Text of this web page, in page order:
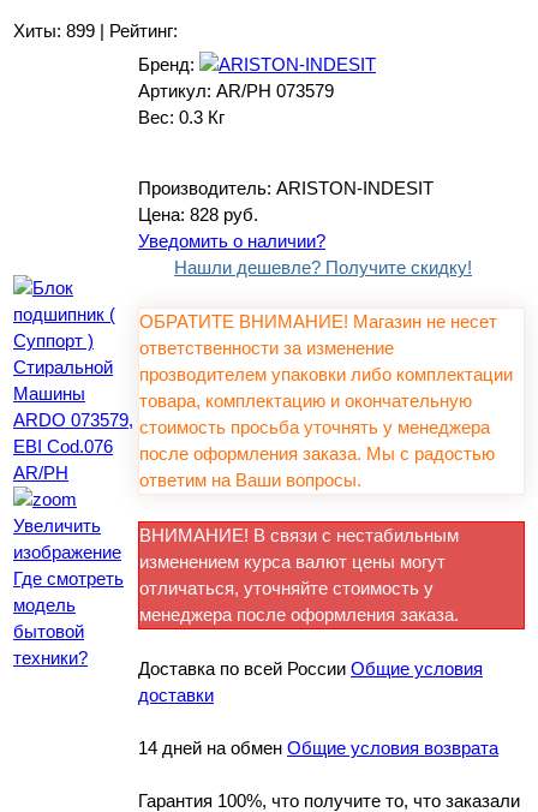
Хиты: 899 | Рейтинг:
Увеличить
изображение
Где смотреть
модель
бытовой
техники?
Бренд:
Артикул: AR/PH 073579
Вес: 0.3 Кг
Производитель: ARISTON-INDESIT
Цена: 828 руб.
Уведомить о наличии?
Нашли дешевле? Получите скидку!
ОБРАТИТЕ ВНИМАНИЕ! Магазин не несет
ответственности за изменение
прозводителем упаковки либо комплектации
товара, комплектацию и окончательную
стоимость просьба уточнять у менеджера
после оформления заказа. Мы с радостью
ответим на Ваши вопросы.
ВНИМАНИЕ! В связи с нестабильным
изменением курса валют цены могут
отличаться, уточняйте стоимость у
менеджера после оформления заказа.
Доставка по всей России Общие условия
доставки
14 дней на обмен Общие условия возврата
Гарантия 100%, что получите то, что заказали